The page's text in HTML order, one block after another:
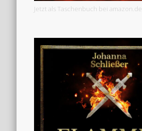
Jetzt als Taschenbuch bei amazon.de